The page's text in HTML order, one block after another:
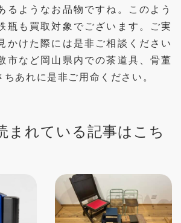
るようなお品物ですね。このよう
瓶も買取対象でございます。ご実
かけた際には是非ご相談ください
市など岡山県内での茶道具、骨董
あれに是非ご用命ください。
まれている記事はこち